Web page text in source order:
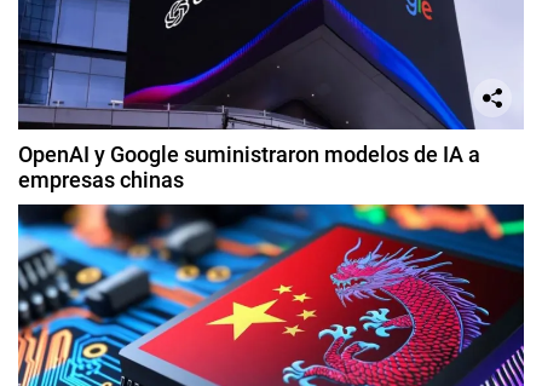
OpenAI y Google suministraron modelos de IA a
empresas chinas